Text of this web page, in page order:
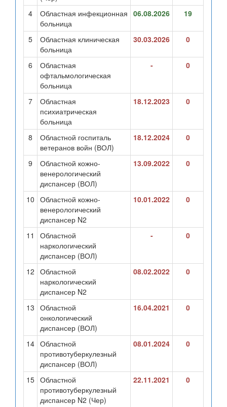
4
Областная инфекционная
больница
06.08.2026 19
5
Областная клиническая
больница
30.03.2026 0
6
Областная
офтальмологическая
больница
- 0
7
Областная
психиатрическая
больница
18.12.2023 0
8
Областной госпиталь
ветеранов войн (ВОЛ)
18.12.2024 0
9
Областной кожно-
венерологический
диспансер (ВОЛ)
13.09.2022 0
10 Областной кожно-
венерологический
диспансер N2
10.01.2022 0
11
Областной
наркологический
диспансер (ВОЛ)
- 0
12 Областной
наркологический
диспансер N2
08.02.2022 0
13 Областной
онкологический
диспансер (ВОЛ)
16.04.2021 0
14 Областной
противотуберкулезный
диспансер (ВОЛ)
08.01.2024 0
15 Областной
противотуберкулезный
диспансер N2 (Чер)
22.11.2021 0